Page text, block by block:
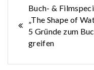
Buch- &
„The Shape of
5 Gründe zum
greifen